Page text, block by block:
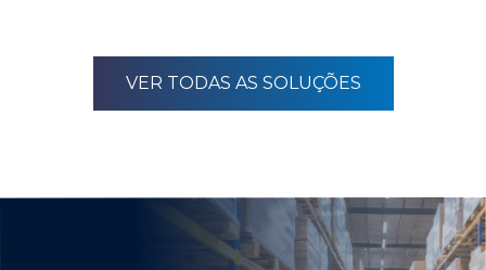
VER TODAS AS SOLUÇÕES